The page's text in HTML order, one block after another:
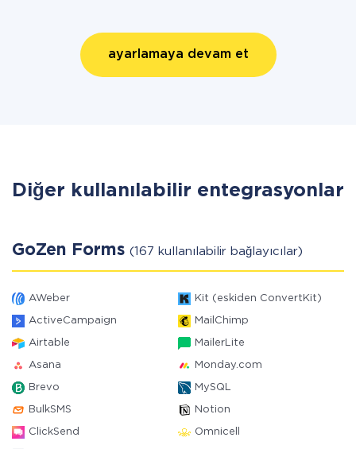
ayarlamaya devam et
Diğer kullanılabilir entegrasyonlar
GoZen Forms (167 kullanılabilir bağlayıcılar)
AWeber Kit (eskiden ConvertKit)
ActiveCampaign MailChimp
Airtable MailerLite
Asana Monday.com
Brevo MySQL
BulkSMS Notion
ClickSend Omnicell